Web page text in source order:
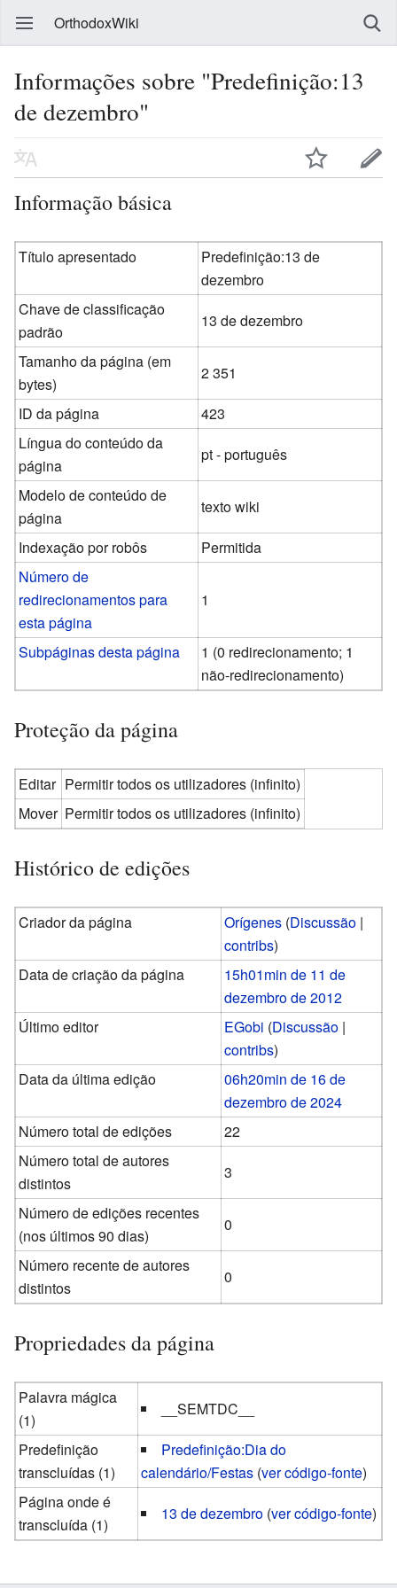
OrthodoxWiki
Informações sobre "Predefinição:13
de dezembro"
Informação básica
Título apresentado
Predefinição:13 de
dezembro
Chave de classificação
padrão
13 de dezembro
Tamanho da página (em
bytes)
2 351
ID da página
423
Língua do conteúdo da
página
pt - português
Modelo de conteúdo de
página
texto wiki
Indexação por robôs
Permitida
Número de
redirecionamentos para
esta página
1
Subpáginas desta página
1 (0 redirecionamento; 1
não-redirecionamento)
Proteção da página
Editar Permitir todos os utilizadores (infinito)
Mover Permitir todos os utilizadores (infinito)
Histórico de edições
Criador da página Orígenes (Discussão |
contribs)
Data de criação da página
15h01min de 11 de
dezembro de 2012
Último editor
EGobi (Discussão |
contribs)
Data da última edição
06h20min de 16 de
dezembro de 2024
Número total de edições
22
Número total de autores
distintos
3
Número de edições recentes
(nos últimos 90 dias)
0
Número recente de autores
distintos
0
Propriedades da página
Palavra mágica
(1)
__SEMTDC__
Predefinição
transcluídas (1)
Predefinição:Dia do
calendário/Festas (ver código-fonte)
Página onde é
transcluída (1)
13 de dezembro (ver código-fonte)